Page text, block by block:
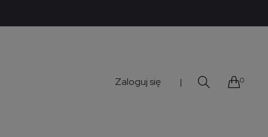
Zaloguj się | 0